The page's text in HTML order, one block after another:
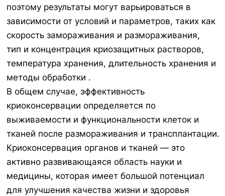
поэтому результаты могут варьироваться в
зависимости от условий и параметров, таких как
скорость замораживания и размораживания,
тип и концентрация криозащитных растворов,
температура хранения, длительность хранения и
методы обработки .
В общем случае, эффективность
криоконсервации определяется по
выживаемости и функциональности клеток и
тканей после размораживания и трансплантации.
Криоконсервация органов и тканей — это
активно развивающаяся область науки и
медицины, которая имеет большой потенциал
для улучшения качества жизни и здоровья